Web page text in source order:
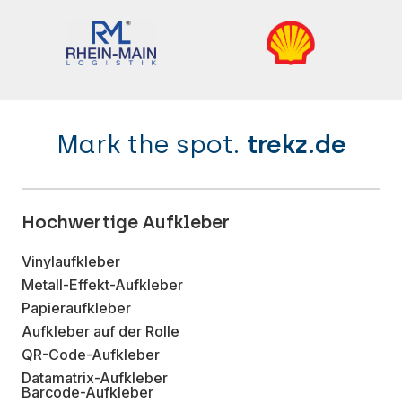
Mark the spot. trekz.de
Hochwertige Aufkleber
Vinylaufkleber
Metall-Effekt-Aufkleber
Papieraufkleber
Aufkleber auf der Rolle
QR-Code-Aufkleber
Datamatrix-Aufkleber
Barcode-Aufkleber